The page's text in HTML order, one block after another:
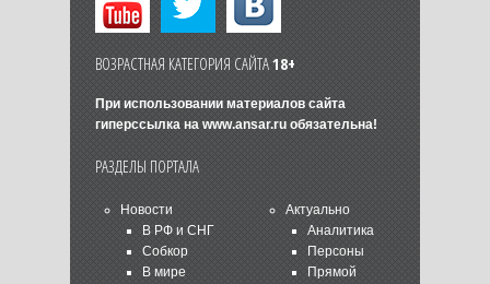
ВОЗРАСТНАЯ КАТЕГОРИЯ САЙТА18+
При использовании материалов сайта
гиперссылка на www.ansar.ruобязательна!
РАЗДЕЛЫ ПОРТАЛА
Новости
В РФ и СНГ
Собкор
В мире
Актуально
Аналитика
Персоны
Прямой